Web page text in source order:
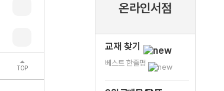
TOP
온라인서점
교재 찾기
베스트 한줄평